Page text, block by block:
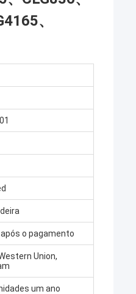
、
o pagamento
Union,
um ano